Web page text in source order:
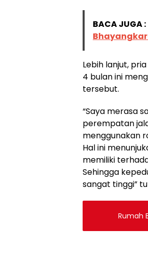
BACA JUGA :
Lebih lanjut,
4 bulan ini
tersebut.
“Saya merasa
perempatan
menggunakan
Hal ini
memiliki
Sehingga
sangat tinggi”
Rumah